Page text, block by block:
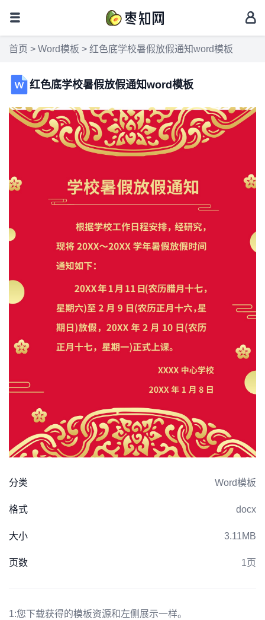
首页 > Word模板 > 红色底学校暑假放假通知word模板
红色底学校暑假放假通知word模板
分类 Word模板
格式 docx
大小 3.11MB
页数 1页
1:您下载获得的模板资源和左侧展示一样。